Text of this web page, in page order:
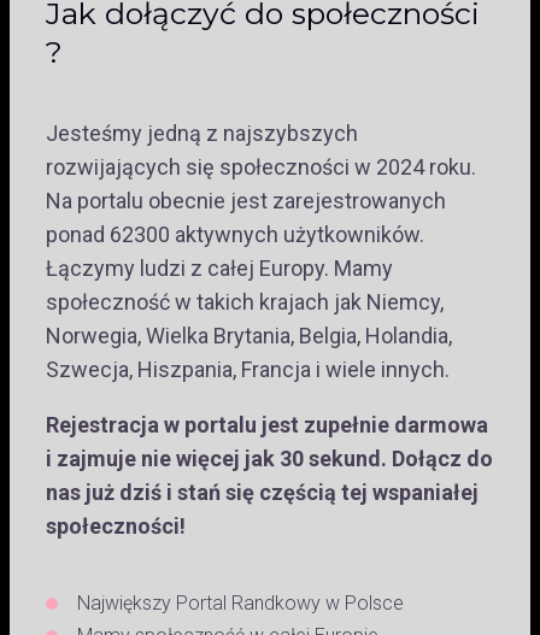
Jak dołączyć do społeczności
?
Jesteśmy jedną z najszybszych
rozwijających się społeczności w 2024 roku.
Na portalu obecnie jest zarejestrowanych
ponad 62300 aktywnych użytkowników.
Łączymy ludzi z całej Europy. Mamy
społeczność w takich krajach jak Niemcy,
Norwegia, Wielka Brytania, Belgia, Holandia,
Szwecja, Hiszpania, Francja i wiele innych.
Rejestracja w portalu jest zupełnie darmowa
i zajmuje nie więcej jak 30 sekund. Dołącz do
nas już dziś i stań się częścią tej wspaniałej
społeczności!
Największy Portal Randkowy w Polsce